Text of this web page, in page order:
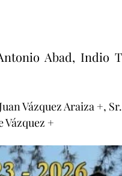
Abad, Indio
Vázquez Araiza +,
Vázquez +